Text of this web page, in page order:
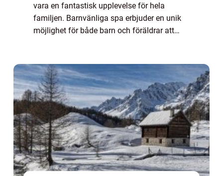
vara en fantastisk upplevelse för hela
familjen. Barnvänliga spa erbjuder en unik
möjlighet för både barn och föräldrar att
kommer v...